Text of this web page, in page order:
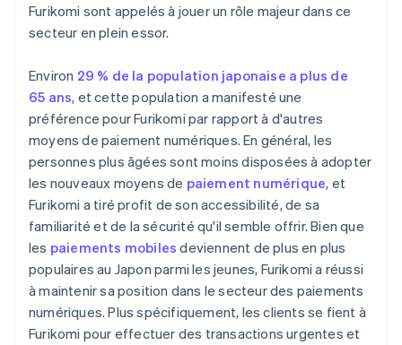
Furikomi sont appelés à jouer un rôle majeur dans ce
secteur en plein essor.
Environ 29 % de la population japonaise a plus de
65 ans, et cette population a manifesté une
préférence pour Furikomi par rapport à d'autres
moyens de paiement numériques. En général, les
personnes plus âgées sont moins disposées à adopter
les nouveaux moyens de paiement numérique, et
Furikomi a tiré profit de son accessibilité, de sa
familiarité et de la sécurité qu'il semble offrir. Bien que
les paiements mobiles deviennent de plus en plus
populaires au Japon parmi les jeunes, Furikomi a réussi
à maintenir sa position dans le secteur des paiements
numériques. Plus spécifiquement, les clients se fient à
Furikomi pour effectuer des transactions urgentes et